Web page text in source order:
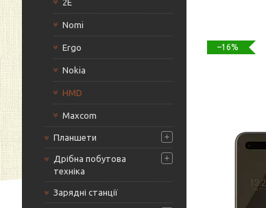
2Е
Nomi
Ergo
Nokia
HMD
Maxcom
Планшети
Дрібна побутова
техніка
Зарядні станції
–16%